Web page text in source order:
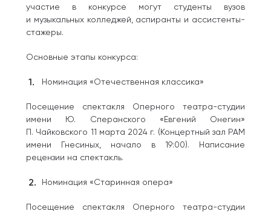
участие в конкурсе могут студенты вузов
и музыкальных колледжей, аспиранты и ассистенты-
стажеры.
Основные этапы конкурса:
Номинация «Отечественная классика»
Посещение спектакля Оперного театра-студии
имени Ю. Сперанского «Евгений Онегин»
П. Чайковского 11 марта 2024 г. (Концертный зал РАМ
имени Гнесиных, начало в 19:00). Написание
рецензии на спектакль.
Номинация «Старинная опера»
Посещение спектакля Оперного театра-студии